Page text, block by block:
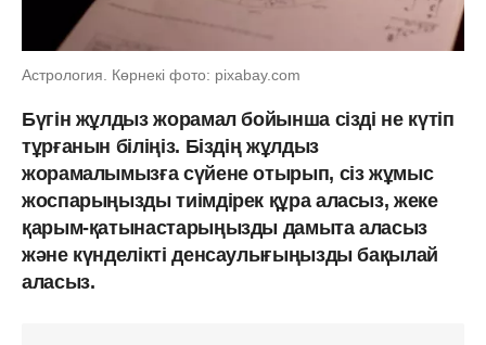
Астрология. Көрнекі фото: pixabay.com
Бүгін жұлдыз жорамал бойынша сізді не күтіп
тұрғанын біліңіз. Біздің жұлдыз
жорамалымызға сүйене отырып, сіз жұмыс
жоспарыңызды тиімдірек құра аласыз, жеке
қарым-қатынастарыңызды дамыта аласыз
және күнделікті денсаулығыңызды бақылай
аласыз.